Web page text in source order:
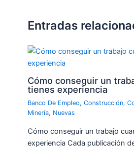
Entradas
Cómo conseguir un
tienes experiencia
Banco De Empleo,Construcción,
Minería, Nuevas
Cómo conseguir un trabajo
experiencia Cada publicación